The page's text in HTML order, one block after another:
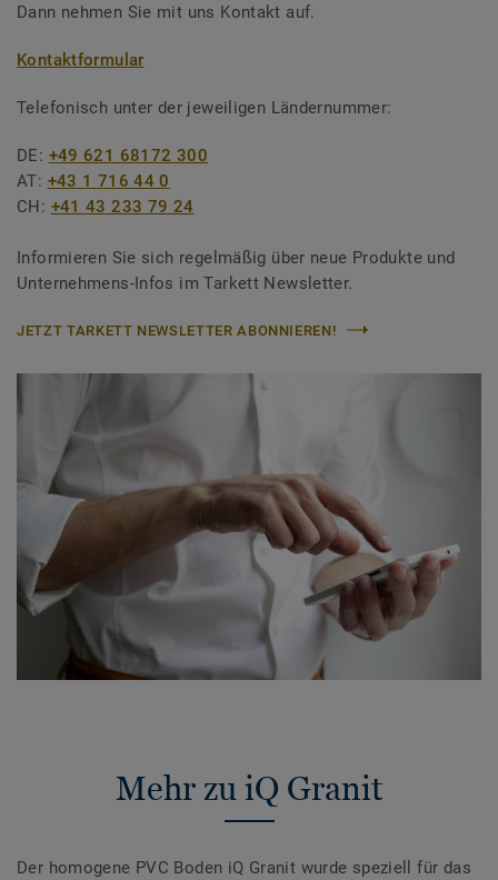
Dann nehmen Sie mit uns Kontakt auf.
Kontaktformular
Telefonisch unter der jeweiligen Ländernummer:
DE: +49 621 68172 300
AT: +43 1 716 44 0
CH: +41 43 233 79 24
Informieren Sie sich regelmäßig über neue Produkte und
Unternehmens-Infos im Tarkett Newsletter.
JETZT TARKETT NEWSLETTER ABONNIEREN!
Mehr zu iQ Granit
Der homogene PVC Boden iQ Granit wurde speziell für das